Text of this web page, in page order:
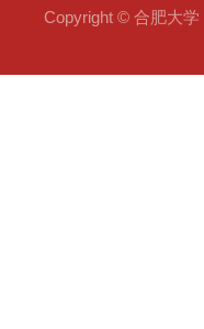
Copyright © 合肥大学